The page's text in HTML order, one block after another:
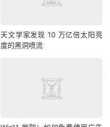
天文学家发现 10 万亿倍太阳亮
度的黑洞喷流